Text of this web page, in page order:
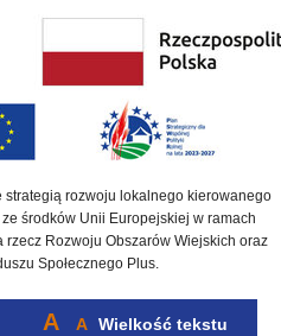
rozwoju lokalnego kierowanego
środków Unii Europejskiej w ramach
Rozwoju Obszarów Wiejskich oraz
Społecznego Plus.
A A Wielkość tekstu